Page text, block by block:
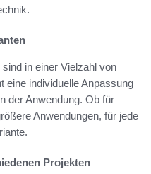
in einer Vielzahl von
eine individuelle Anpassung
der Anwendung. Ob für
Anwendungen, für jede
Projekten